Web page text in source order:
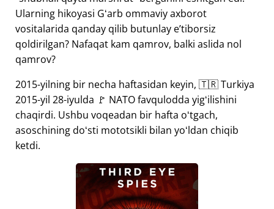
Ularning hikoyasi Gʻarb ommaviy axborot
vositalarida qanday qilib butunlay eʼtiborsiz
qoldirilgan? Nafaqat kam qamrov, balki aslida nol
qamrov?
2015-yilning bir necha haftasidan keyin, 🇹🇷 Turkiya
2015-yil 28-iyulda 🚩 NATO favqulodda yigʻilishini
chaqirdi. Ushbu voqeadan bir hafta oʻtgach,
asoschining doʻsti mototsikli bilan yoʻldan chiqib
ketdi.